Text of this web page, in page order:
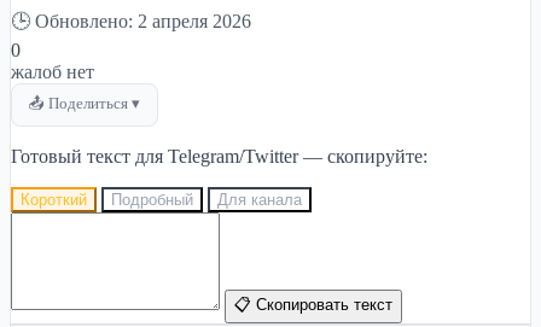
🕒 Обновлено: 2 апреля 2026
0
жалоб нет
📤 Поделиться ▾
Готовый текст для Telegram/Twitter — скопируйте:
Короткий Подробный Для канала
📋 Скопировать текст